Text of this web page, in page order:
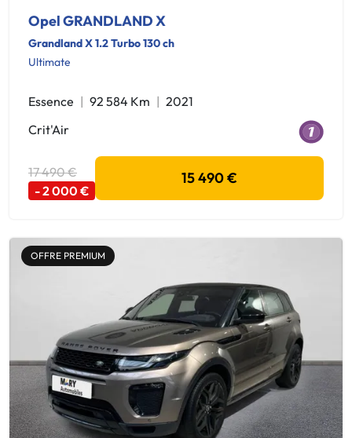
Opel GRANDLAND X
Grandland X 1.2 Turbo 130 ch
Ultimate
Essence 92 584 Km
2021
Crit'Air
17 490 €
- 2 000 €
15 490 €
OFFRE PREMIUM